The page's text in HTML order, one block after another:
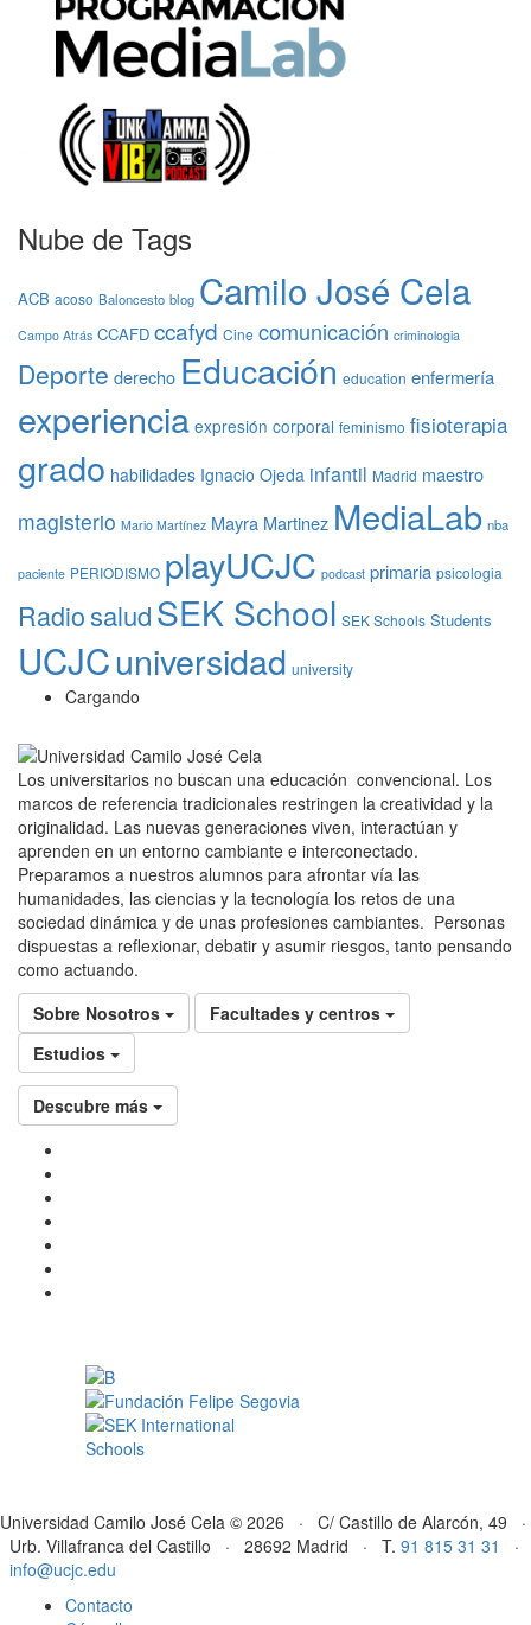
Nube de Tags
ACB acoso Baloncesto blog Camilo José Cela
Campo Atrás CCAFD ccafyd Cine comunicación criminologia
Deporte derecho Educación education enfermería
experiencia expresión corporal feminismo fisioterapia
grado habilidades Ignacio Ojeda infantil Madrid maestro
magisterio Mario Martínez Mayra Martinez MediaLab nba
paciente PERIODISMO playUCJC podcast primaria psicologia
RadiosaludSEK School SEK Schools Students
UCJCuniversidad university
Cargando
Los universitarios no buscan una educación convencional. Los
marcos de referencia tradicionales restringen la creatividad y la
originalidad. Las nuevas generaciones viven, interactúan y
aprenden en un entorno cambiante e interconectado.
Preparamos a nuestros alumnos para afrontar vía las
humanidades, las ciencias y la tecnología los retos de una
sociedad dinámica y de unas profesiones cambiantes. Personas
dispuestas a reflexionar, debatir y asumir riesgos, tanto pensando
como actuando.
Sobre Nosotros
Facultades y centros
Estudios
Descubre más
Universidad Camilo José Cela © 2026 · C/ Castillo de Alarcón, 49 ·
Urb. Villafranca del Castillo · 28692 Madrid · T. 91 815 31 31
·
info@ucjc.edu
Contacto